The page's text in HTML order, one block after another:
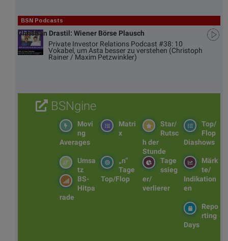
BSN Podcasts
Christian Drastil: Wiener Börse Plausch
Private Investor Relations Podcast #38: 10
Vokabel, um Asta besser zu verstehen (Christoph
Rainer / Maxim Petzwinkler)
BSNgine
Top/
Flop
Diashows
Star/
Rutsc
h der
Stunde
Matri
x
Movi
ng
Averages
Märk
te/
Indikation
en
Tage
ssieg
er/
verlierer
„n“
Tage
Top/Flop
Umsa
tz
BS-
Hitpa
rade
Repo
rting
Days